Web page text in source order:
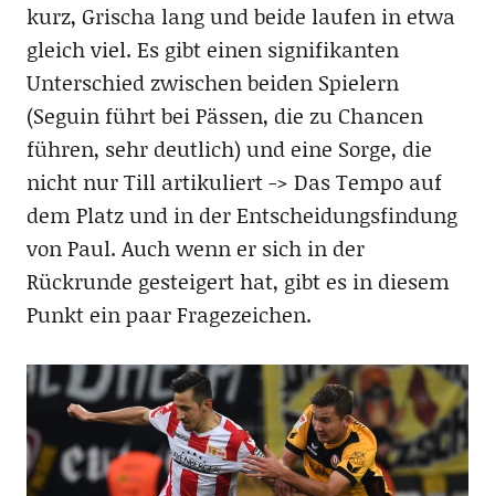
kurz, Grischa lang und beide laufen in etwa
gleich viel. Es gibt einen signifikanten
Unterschied zwischen beiden Spielern
(Seguin führt bei Pässen, die zu Chancen
führen, sehr deutlich) und eine Sorge, die
nicht nur Till artikuliert -> Das Tempo auf
dem Platz und in der Entscheidungsfindung
von Paul. Auch wenn er sich in der
Rückrunde gesteigert hat, gibt es in diesem
Punkt ein paar Fragezeichen.